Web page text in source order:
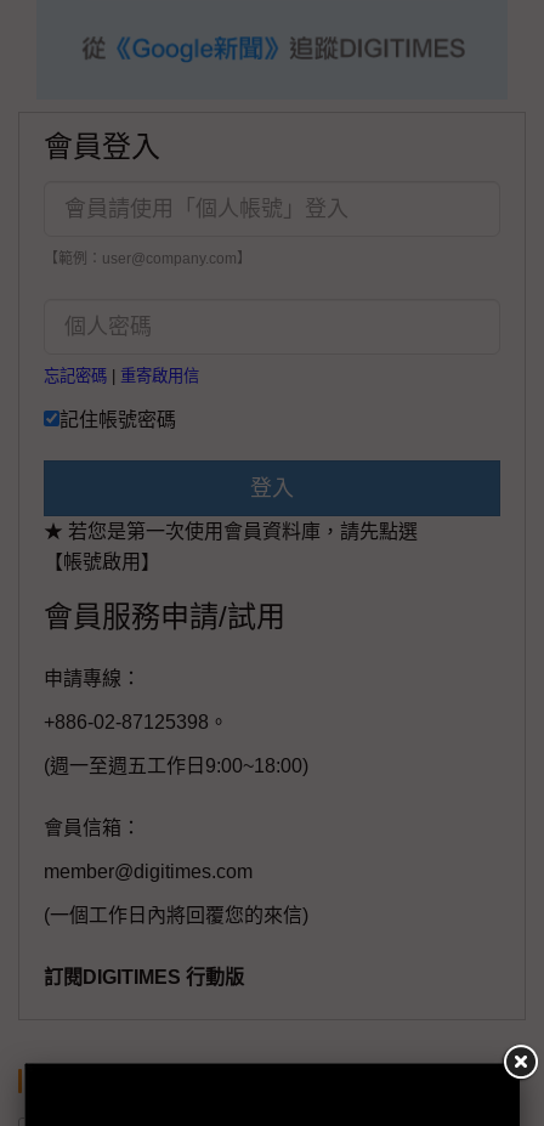
會員登入
【範例：user@company.com】
忘記密碼 重寄啟用信
記住帳號密碼
登入
★ 若您是第一次使用會員資料庫，請先點選
【帳號啟用】
會員服務申請/試用
申請專線：
+886-02-87125398。
(週一至週五工作日9:00~18:00)
會員信箱：
member@digitimes.com
(一個工作日內將回覆您的來信)
訂閱DIGITIMES 行動版